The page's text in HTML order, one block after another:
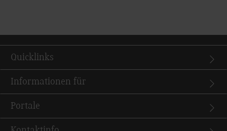
Quicklinks
Informationen für
Portale